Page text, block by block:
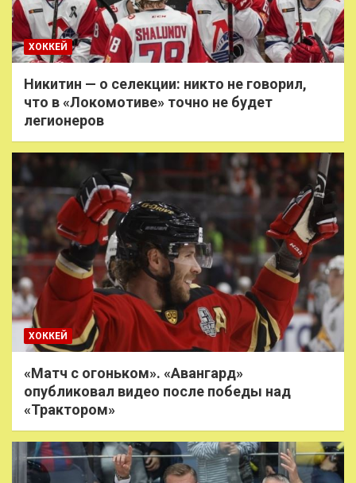
ХОККЕЙ
Никитин — о селекции: никто не говорил,
что в «Локомотиве» точно не будет
легионеров
ХОККЕЙ
«Матч с огоньком». «Авангард»
опубликовал видео после победы над
«Трактором»